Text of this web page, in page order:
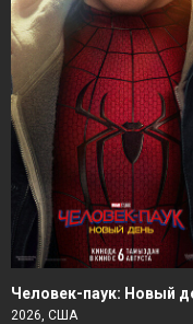
Человек-паук: Новый
2026, США